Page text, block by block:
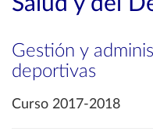
Gestión y
deportivas
Curso 2017-2018